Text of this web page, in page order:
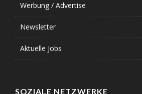
Werbung / Advertise
Newsletter
Aktuelle Jobs
SOZIALE NETZWERKE